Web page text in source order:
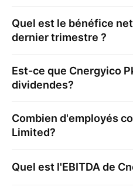
Quel est le bénéfice
dernier trimestre ?
Est-ce que Cnergyico
dividendes?
Combien d'employés
Limited?
Quel est l'EBITDA de